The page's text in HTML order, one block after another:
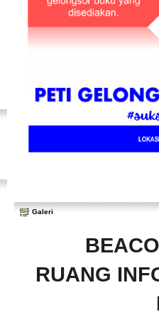
Galeri
RUANG